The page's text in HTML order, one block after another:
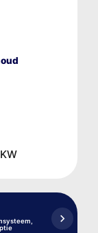
Koelsysteem